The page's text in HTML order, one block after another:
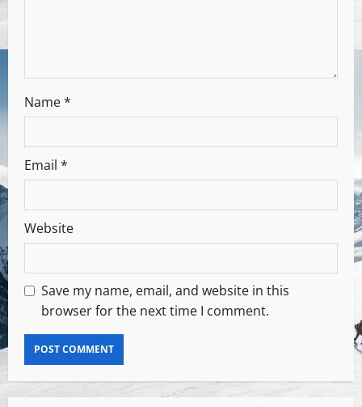
Name*
Email *
Website
Save my name, email, and website in this
browser for the next time I comment.